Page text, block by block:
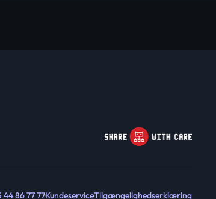
44 86 77 77KundeserviceTilgængelighedserklæring